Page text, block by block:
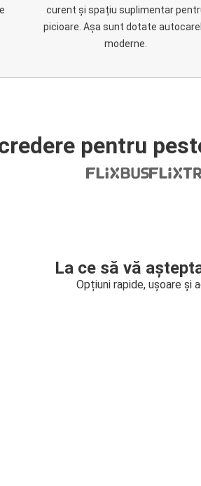
curent și spațiu suplimentar
picioare. Așa sunt dotate
moderne.
pentru
La ce să vă
Opțiuni rapide, ușoare și